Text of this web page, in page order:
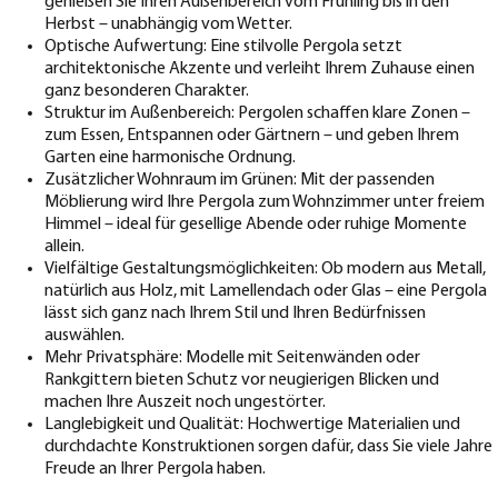
Herbst – unabhängig vom Wetter.
Optische Aufwertung: Eine stilvolle Pergola setzt
architektonische Akzente und verleiht Ihrem Zuhause einen
ganz besonderen Charakter.
Struktur im Außenbereich: Pergolen schaffen klare Zonen –
zum Essen, Entspannen oder Gärtnern – und geben Ihrem
Garten eine harmonische Ordnung.
Zusätzlicher Wohnraum im Grünen: Mit der passenden
Möblierung wird Ihre Pergola zum Wohnzimmer unter freiem
Himmel – ideal für gesellige Abende oder ruhige Momente
allein.
Vielfältige Gestaltungsmöglichkeiten: Ob modern aus Metall,
natürlich aus Holz, mit Lamellendach oder Glas – eine Pergola
lässt sich ganz nach Ihrem Stil und Ihren Bedürfnissen
auswählen.
Mehr Privatsphäre: Modelle mit Seitenwänden oder
Rankgittern bieten Schutz vor neugierigen Blicken und
machen Ihre Auszeit noch ungestörter.
Langlebigkeit und Qualität: Hochwertige Materialien und
durchdachte Konstruktionen sorgen dafür, dass Sie viele Jahre
Freude an Ihrer Pergola haben.